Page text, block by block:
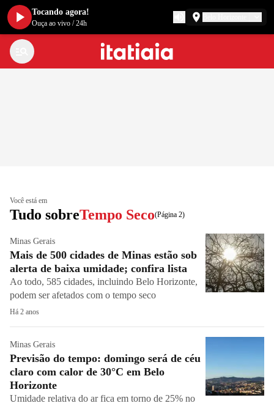
Você está em
Tudo sobreTempo Seco(Página 2)
Minas Gerais
Mais de 500 cidades de Minas estão sob
alerta de baixa umidade; confira lista
Ao todo, 585 cidades, incluindo Belo Horizonte,
podem ser afetados com o tempo seco
Há 2 anos
Minas Gerais
Previsão do tempo: domingo será de céu
claro com calor de 30°C em Belo
Horizonte
Umidade relativa do ar fica em torno de 25% no
Tocando agora!
Ouça ao vivo /24h